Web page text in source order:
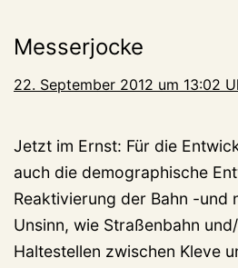
Messerjocke
22. September 2012 um 13:02
Jetzt im Ernst: Für die
auch die demographische
Reaktivierung der Bahn -und
Unsinn, wie Straßenbahn
Haltestellen zwischen Kleve